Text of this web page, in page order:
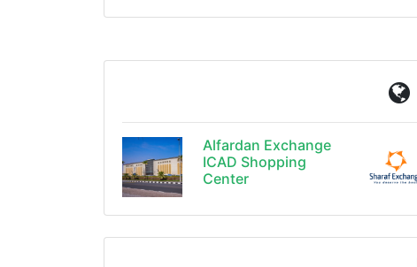
Alfardan Exchange
ICAD Shopping
Center